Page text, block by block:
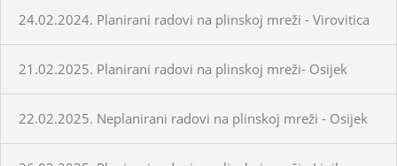
24.02.2024. Planirani radovi na plinskoj mreži - Virovitica
21.02.2025. Planirani radovi na plinskoj mreži- Osijek
22.02.2025. Neplanirani radovi na plinskoj mreži - Osijek